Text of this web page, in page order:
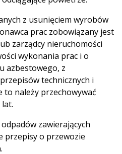
z usunięciem wyrobów
prac zobowiązany jest
zarządcy nieruchomości
wykonania prac i o
azbestowego, z
technicznych i
to należy przechowywać
zawierających
przepisy o przewozie